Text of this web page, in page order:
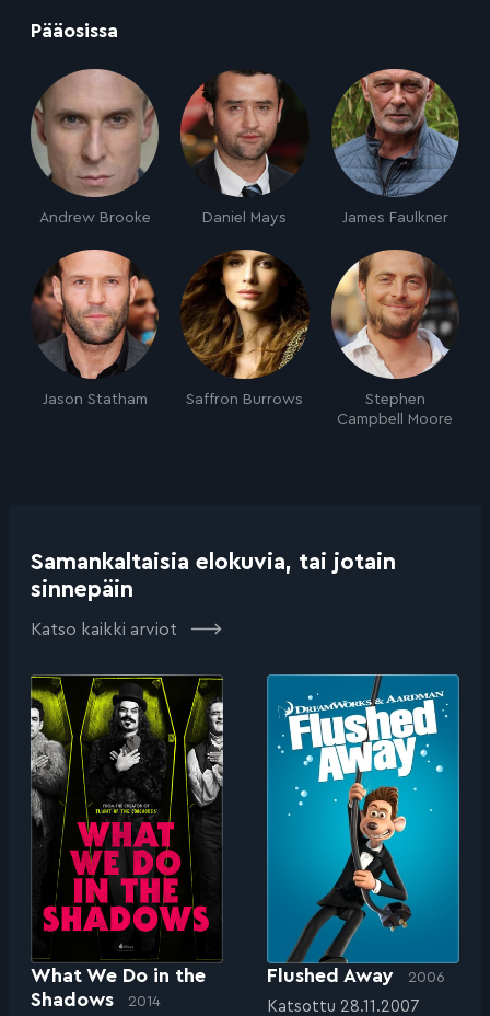
Pääosissa
Andrew Brooke Daniel Mays James Faulkner
Jason Statham Saffron Burrows
Stephen
Campbell Moore
Samankaltaisia elokuvia, tai jotain
sinnepäin
Katso kaikki arviot
What We Do in the
Shadows
2014
Flushed Away 2006
Katsottu 28.11.2007